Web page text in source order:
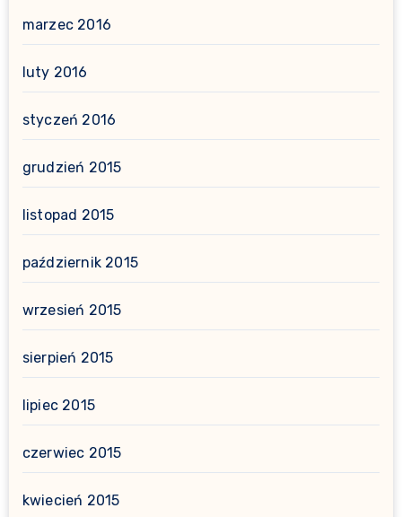
marzec 2016
luty 2016
styczeń 2016
grudzień 2015
listopad 2015
październik 2015
wrzesień 2015
sierpień 2015
lipiec 2015
czerwiec 2015
kwiecień 2015